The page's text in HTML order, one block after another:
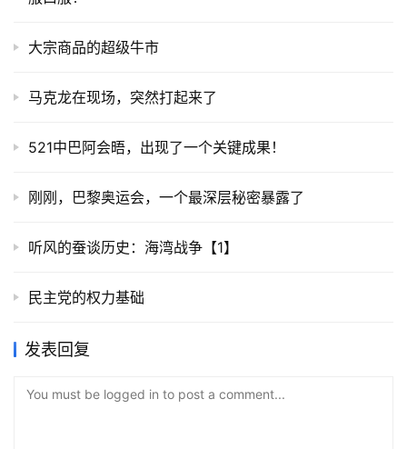
大宗商品的超级牛市
马克龙在现场，突然打起来了
521中巴阿会晤，出现了一个关键成果！
刚刚，巴黎奥运会，一个最深层秘密暴露了
听风的蚕谈历史：海湾战争【1】
民主党的权力基础
发表回复
You must be logged in to post a comment...